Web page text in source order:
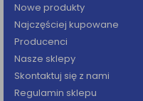
Nowe produkty
Najczęściej kupowane
Producenci
Nasze sklepy
Skontaktuj się z nami
Regulamin sklepu